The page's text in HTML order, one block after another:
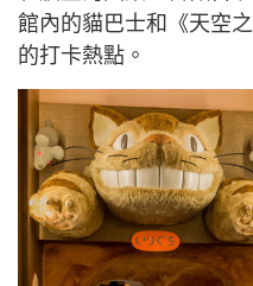
館內的貓巴士和《天空
的打卡熱點。